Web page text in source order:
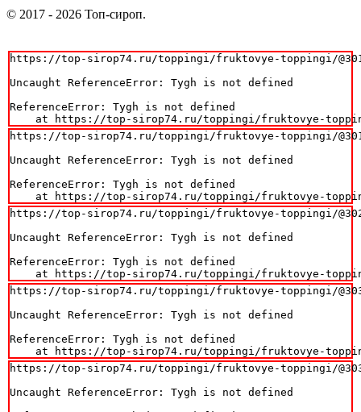
© 2017 - 2026 Топ-сироп.
https://top-sirop74.ru/toppingi/fruktovye-toppingi/
Uncaught ReferenceError: Tygh is not defined
ReferenceError: Tygh is not defined
at https://top-sirop74.ru/toppingi/fruktovye-
https://top-sirop74.ru/toppingi/fruktovye-toppingi/
Uncaught ReferenceError: Tygh is not defined
ReferenceError: Tygh is not defined
at https://top-sirop74.ru/toppingi/fruktovye-
https://top-sirop74.ru/toppingi/fruktovye-toppingi/
Uncaught ReferenceError: Tygh is not defined
ReferenceError: Tygh is not defined
at https://top-sirop74.ru/toppingi/fruktovye-
https://top-sirop74.ru/toppingi/fruktovye-toppingi/
Uncaught ReferenceError: Tygh is not defined
ReferenceError: Tygh is not defined
at https://top-sirop74.ru/toppingi/fruktovye-
https://top-sirop74.ru/toppingi/fruktovye-toppingi/
Uncaught ReferenceError: Tygh is not defined